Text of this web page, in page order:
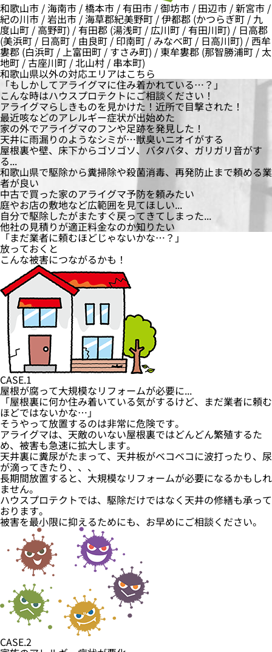
和歌山市 / 海南市 / 橋本市 / 有田市 / 御坊市 / 田辺市 / 新宮市 /
紀の川市 / 岩出市 / 海草郡紀美野町 / 伊都郡 (かつらぎ町 / 九
度山町 / 高野町) / 有田郡 (湯浅町 / 広川町 / 有田川町) / 日高郡
(美浜町 / 日高町 / 由良町 / 印南町 / みなべ町 / 日高川町) / 西牟
婁郡 (白浜町 / 上富田町 / すさみ町) / 東牟婁郡 (那智勝浦町 / 太
地町 / 古座川町 / 北山村 / 串本町)
和歌山県以外の対応エリアはこちら
「もしかしてアライグマに住み着かれている…？」
こんな時はハウスプロテクトにご相談ください！
アライグマらしきものを見かけた！近所で目撃された！
最近咳などのアレルギー症状が出始めた
家の外でアライグマのフンや足跡を発見した！
天井に雨漏りのようなシミが…獣臭いニオイがする
屋根裏や壁、床下からゴソゴソ、バタバタ、ガリガリ音がす
る...
和歌山県で駆除から糞掃除や殺菌消毒、再発防止まで頼める業
者が良い
中古で買った家のアライグマ予防を頼みたい
庭やお店の敷地など広範囲を見てほしい...
自分で駆除したがまたすぐ戻ってきてしまった...
他社の見積りが適正料金なのか知りたい
「まだ業者に頼むほどじゃないかな…？」
放っておくと
こんな被害につながるかも！
CASE.1
屋根が腐って大規模なリフォームが必要に...
「屋根裏に何か住み着いている気がするけど、まだ業者に頼む
ほどではないかな…」
そうやって放置するのは非常に危険です。
アライグマは、天敵のいない屋根裏ではどんどん繁殖するた
め、被害も急速に拡大します。
天井裏に糞尿がたまって、天井板がベコベコに波打ったり、尿
が滴ってきたり、、、
長期間放置すると、大規模なリフォームが必要になるかもしれ
ません。
ハウスプロテクトでは、駆除だけではなく天井の修繕も承って
おります。
被害を最小限に抑えるためにも、お早めにご相談ください。
CASE.2